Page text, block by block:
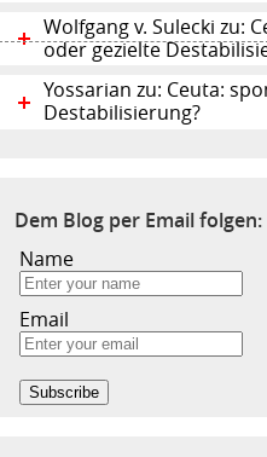
Wolfgang v. Sulecki zu:
oder gezielte
Yossarian zu: Ceuta:
Destabilisierung?
Dem Blog per Email folgen:
Name
Email